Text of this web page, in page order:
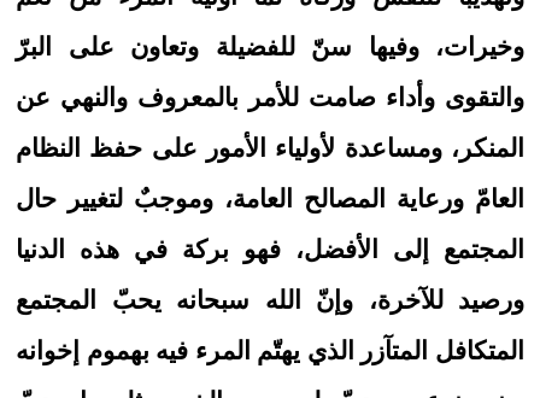
وخيرات، وفيها سنّ للفضيلة وتعاون على البرّ
والتقوى وأداء صامت للأمر بالمعروف والنهي عن
المنكر، ومساعدة لأولياء الأمور على حفظ النظام
العامّ ورعاية المصالح العامة، وموجبٌ لتغيير حال
المجتمع إلى الأفضل، فهو بركة في هذه الدنيا
ورصيد للآخرة، وإنّ الله سبحانه يحبّ المجتمع
المتكافل المتآزر الذي يهتّم المرء فيه بهموم إخوانه